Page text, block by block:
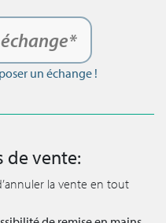
un échange !
de vente:
la vente en tout